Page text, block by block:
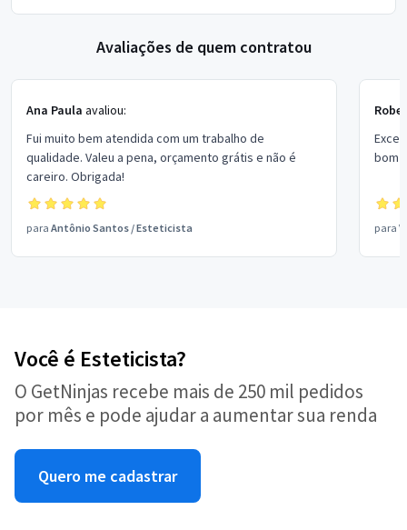
Avaliações de quem contratou
Ana Paula avaliou:
Fui muito bem atendida com um trabalho de
qualidade. Valeu a pena, orçamento grátis e não é
careiro. Obrigada!
para Antônio Santos /Esteticista
bom
para
Você é Esteticista?
O GetNinjas recebe mais de 250 mil pedidos
por mês e pode ajudar a aumentar sua renda
Quero me cadastrar